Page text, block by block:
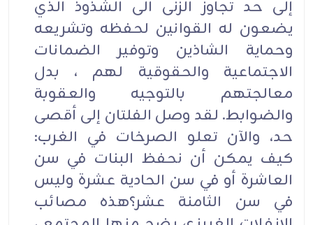
إلى حد تجاوز الزنى الى الشذوذ الذي
يضعون له القوانين لحفظه وتشريعه
وحماية الشاذين وتوفير الضمانات
الاجتماعية والحقوقية لهم ، بدل
معالجتهم بالتوجيه والعقوبة
والضوابط. لقد وصل الفلتان إلى أقصى
حد، والآن تعلو الصرخات في الغرب:
كيف يمكن أن نحفظ البنات في سن
العاشرة أو في سن الحادية عشرة وليس
في سن الثامنة عشر؟هذه مصائب